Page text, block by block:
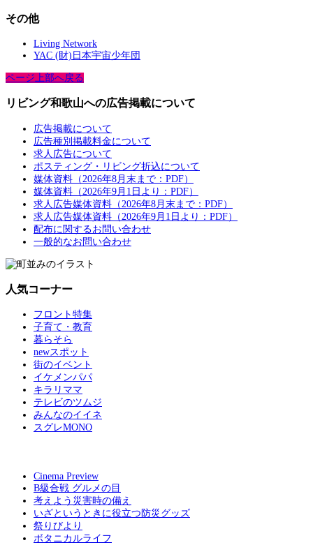
その他
Living Network
YAC (財)日本宇宙少年団
ページ上部へ戻る
リビング和歌山への広告掲載について
広告掲載について
広告種別掲載料金について
求人広告について
ポスティング・リビング折込について
媒体資料（2026年8月末まで：PDF）
媒体資料（2026年9月1日より：PDF）
求人広告媒体資料（2026年8月末まで：PDF）
求人広告媒体資料（2026年9月1日より：PDF）
配布に関するお問い合わせ
一般的なお問い合わせ
人気コーナー
フロント特集
子育て・教育
暮らそら
newスポット
街のイベント
イケメンパパ
キラリママ
テレビのツムジ
みんなのイイネ
スグレMONO
Cinema Preview
B級合戦 グルメの目
考えよう災害時の備え
いざというときに役立つ防災グッズ
祭りびより
ボタニカルライフ